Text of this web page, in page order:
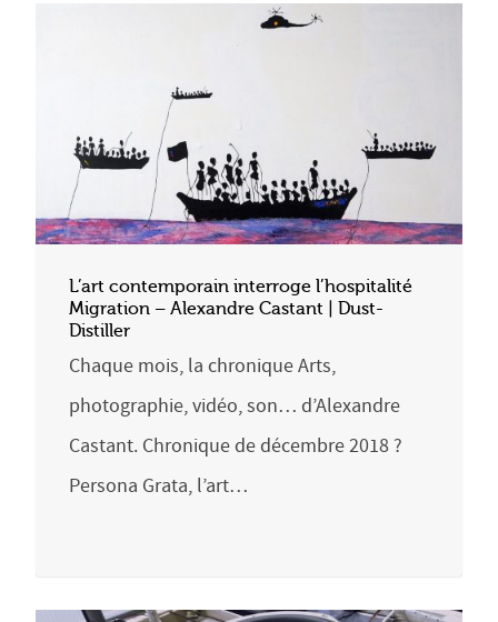
L’art contemporain interroge l’hospitalité
Migration – Alexandre Castant | Dust-
Distiller
Chaque mois, la chronique Arts,
photographie, vidéo, son… d’Alexandre
Castant. Chronique de décembre 2018 ?
Persona Grata, l’art…